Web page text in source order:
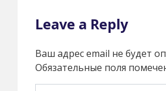
Leave a Reply
Ваш адрес email не будет
Обязательные поля